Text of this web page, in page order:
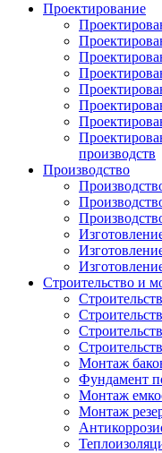
Проектирование
производств
Производство
Строительство и
Монтаж
Фундамент
Монтаж
Монтаж